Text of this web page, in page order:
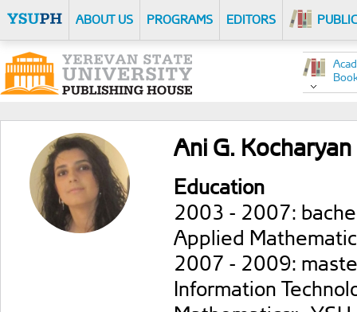
ABOUT US PROGRAMS EDITORS
Ani G. Kocharyan
Education
2003 - 2007:
Applied
2007 - 2009:
Information